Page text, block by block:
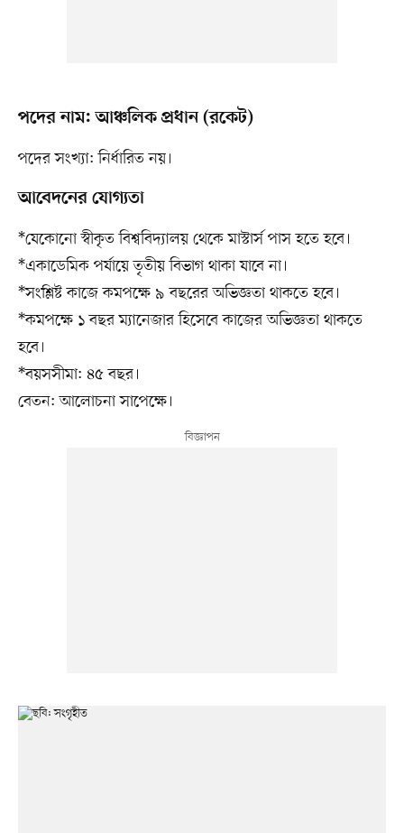
পদের নাম: আঞ্চলিক প্রধান (রকেট)
পদের সংখ্যা: নির্ধারিত নয়।
আবেদনের যোগ্যতা
*যেকোনো স্বীকৃত বিশ্ববিদ্যালয় থেকে মাস্টার্স পাস হতে হবে।
*একাডেমিক পর্যায়ে তৃতীয় বিভাগ থাকা যাবে না।
*সংশ্লিষ্ট কাজে কমপক্ষে ৯ বছরের অভিজ্ঞতা থাকতে হবে।
*কমপক্ষে ১ বছর ম্যানেজার হিসেবে কাজের অভিজ্ঞতা থাকতে
হবে।
*বয়সসীমা: ৪৫ বছর।
বেতন: আলোচনা সাপেক্ষে।